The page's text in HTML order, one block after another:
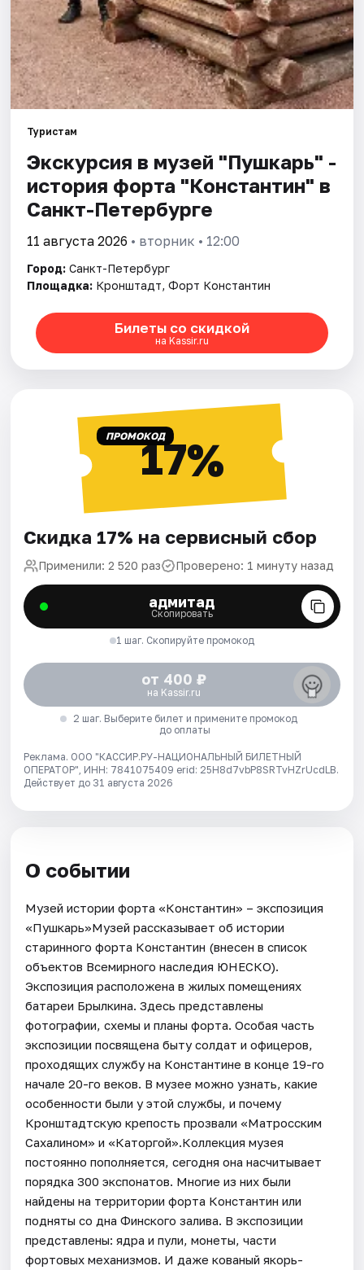
Туристам
Экскурсия в музей "Пушкарь" -
история форта "Константин" в
Санкт-Петербурге
11 августа 2026 • вторник • 12:00
Город: Санкт-Петербург
Площадка: Кронштадт, Форт Константин
Билеты со скидкой
на Kassir.ru
ПРОМОКОД17%
Скидка 17% на сервисный сбор
Применили: 2 520 раз Проверено: 1 минуту назад
адмитад
Скопировать
1 шаг. Скопируйте промокод
от 400 ₽
на Kassir.ru
2 шаг. Выберите билет и примените промокод
до оплаты
Реклама. ООО "КАССИР.РУ-НАЦИОНАЛЬНЫЙ БИЛЕТНЫЙ
ОПЕРАТОР", ИНН: 7841075409 erid: 25H8d7vbP8SRTvHZrUcdLB.
Действует до 31 августа 2026
О событии
Музей истории форта «Константин» – экспозиция
«Пушкарь»Музей рассказывает об истории
старинного форта Константин (внесен в список
объектов Всемирного наследия ЮНЕСКО).
Экспозиция расположена в жилых помещениях
батареи Брылкина. Здесь представлены
фотографии, схемы и планы форта. Особая часть
экспозиции посвящена быту солдат и офицеров,
проходящих службу на Константине в конце 19-го
начале 20-го веков. В музее можно узнать, какие
особенности были у этой службы, и почему
Кронштадтскую крепость прозвали «Матросским
Сахалином» и «Каторгой».Коллекция музея
постоянно пополняется, сегодня она насчитывает
порядка 300 экспонатов. Многие из них были
найдены на территории форта Константин или
подняты со дна Финского залива. В экспозиции
представлены: ядра и пули, монеты, части
фортовых механизмов. И даже кованый якорь-